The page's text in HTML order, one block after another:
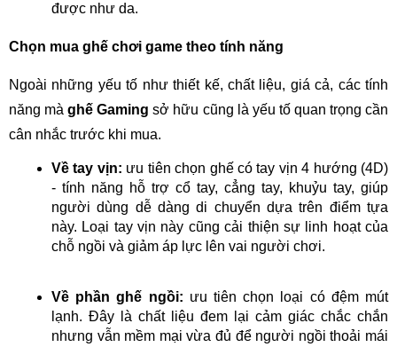
được như da.
Chọn mua ghế chơi game theo tính năng
Ngoài những yếu tố như thiết kế, chất liệu, giá cả, các tính
năng màghế Gaming sở hữu cũng là yếu tố quan trọng cần
cân nhắc trước khi mua.
Về tay vịn: ưu tiên chọn ghế có tay vịn 4 hướng (4D)
- tính năng hỗ trợ cổ tay, cẳng tay, khuỷu tay, giúp
người dùng dễ dàng di chuyển dựa trên điểm tựa
này. Loại tay vịn này cũng cải thiện sự linh hoạt của
chỗ ngồi và giảm áp lực lên vai người chơi.
Về phần ghế ngồi: ưu tiên chọn loại có đệm mút
lạnh. Đây là chất liệu đem lại cảm giác chắc chắn
nhưng vẫn mềm mại vừa đủ để người ngồi thoải mái